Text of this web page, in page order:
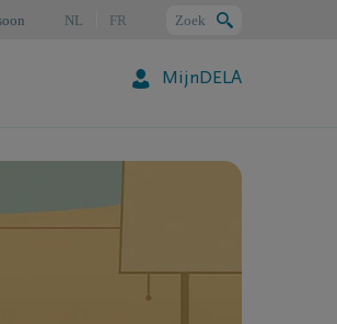
Zoek
NL FR
MijnDELA